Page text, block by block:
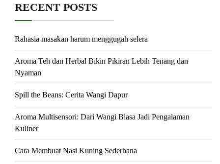
RECENT POSTS
Rahasia masakan harum menggugah selera
Aroma Teh dan Herbal Bikin Pikiran Lebih Tenang dan
Nyaman
Spill the Beans: Cerita Wangi Dapur
Aroma Multisensori: Dari Wangi Biasa Jadi Pengalaman
Kuliner
Cara Membuat Nasi Kuning Sederhana